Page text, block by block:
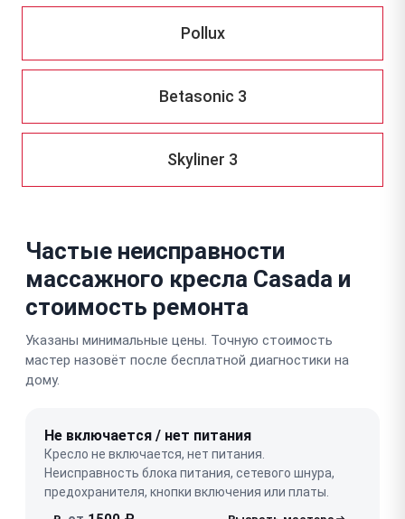
Pollux
Betasonic 3
Skyliner 3
Частые неисправности
массажного кресла Casada и
стоимость ремонта
Указаны минимальные цены. Точную стоимость
мастер назовёт после бесплатной диагностики на
дому.
Не включается / нет питания
Кресло не включается, нет питания.
Неисправность блока питания, сетевого шнура,
предохранителя, кнопки включения или платы.